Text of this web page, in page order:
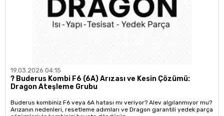
19.03.2026 04:15
?️ Buderus Kombi F6 (6A) Arızası ve Kesin Çözümü:
Dragon Ateşleme Grubu
Buderus kombiniz F6 veya 6A hatası mı veriyor? Alev algılanmıyor mu?
Arızanın nedenleri, resetleme adımları ve Dragon garantili yedek parça